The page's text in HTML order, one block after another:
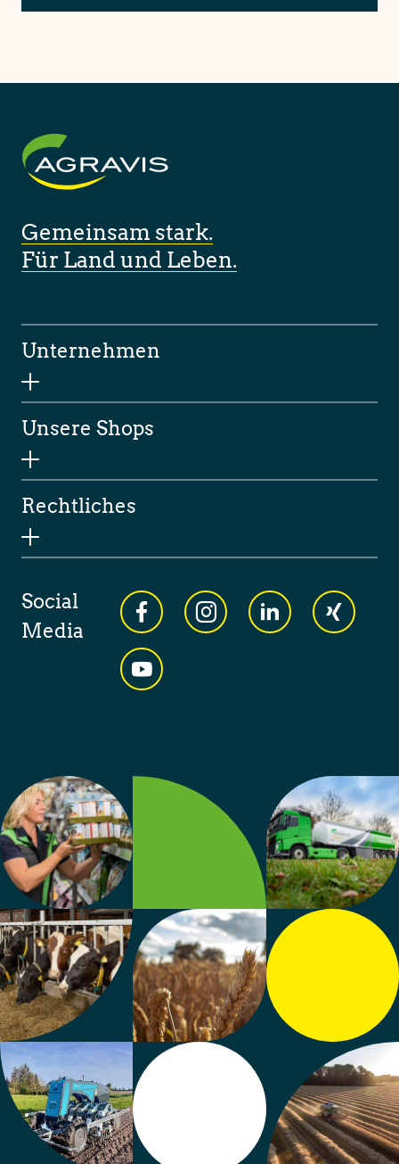
Gemeinsam stark.
Für Land und Leben.
Unternehmen
Unsere Shops
Rechtliches
Social
Media